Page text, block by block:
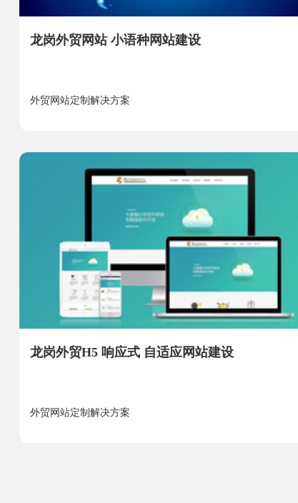
龙岗外贸网站 小语种网站建设
外贸网站定制解决方案
龙岗外贸H5 响应式 自适应网站建设
外贸网站定制解决方案